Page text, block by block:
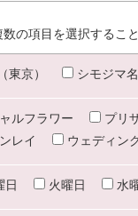
の項目を選択すること
東京） シモジマ
ルフラワー プリ
レイ
ウェディン
日 火曜日 水